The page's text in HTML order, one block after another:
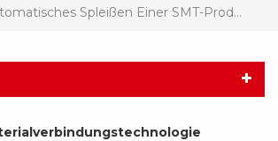
Automatisches Spleißen Einer SMT-Produktionslinie